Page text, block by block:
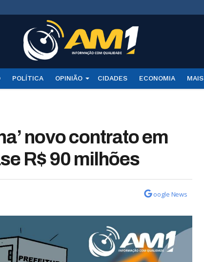
POLÍTICA OPINIÃO CIDADES ECONOMIA MAIS
novo contrato em
R$ 90 milhões
oogle News